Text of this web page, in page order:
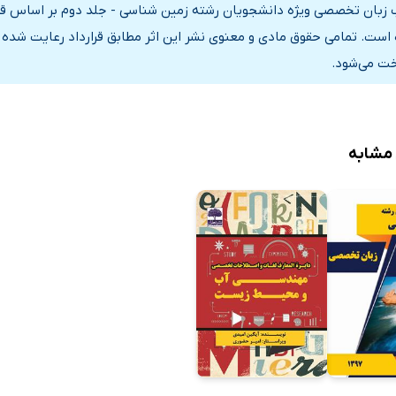
17. 5
17.
Chapter 18. Geology of
18. 3 Sea-
18. 5
Chapter
19. 1 Introduction to
19. 2 Waves and
19. 3
19. 4 Beach
19. 5 Human impact on
زبان تخصصی ویژه دانشجویان رشته زمین شناسی - جلد دوم بر اساس
تمامی حقوق مادی و معنوی نشر این اثر مطابق قرارداد رعایت
می‌شود.